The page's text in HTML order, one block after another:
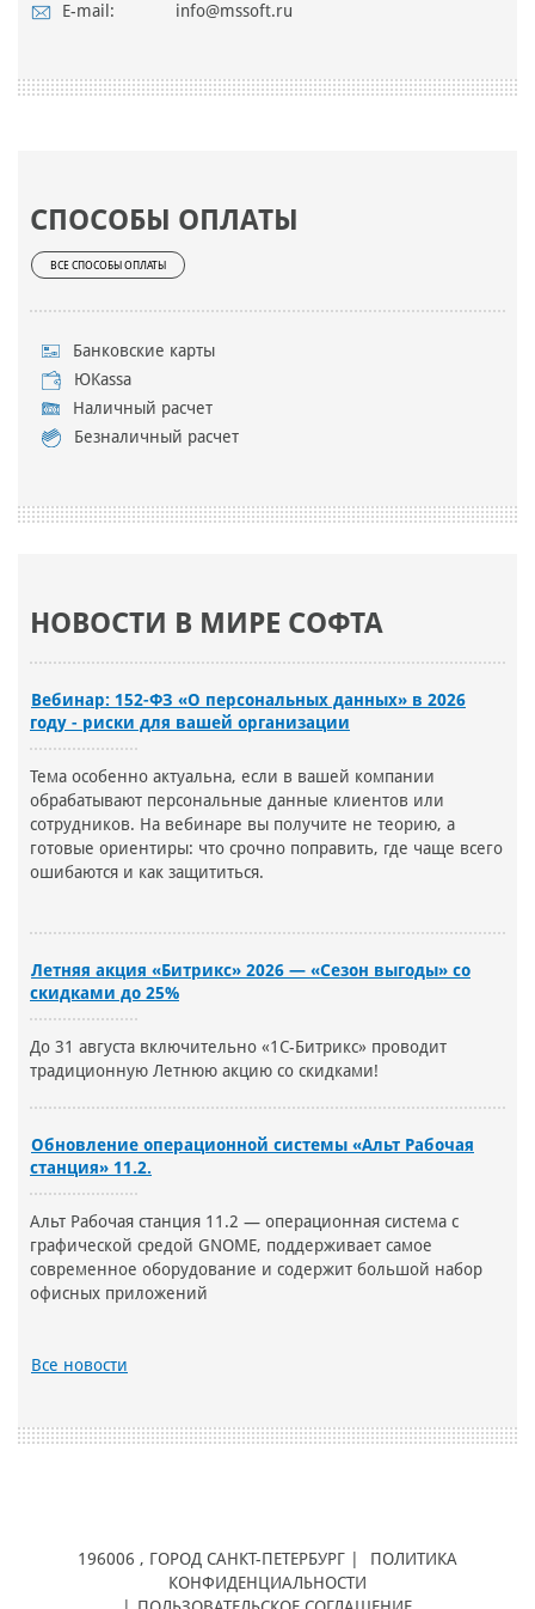
E-mail: info@mssoft.ru
СПОСОБЫ ОПЛАТЫ
ВСЕ СПОСОБЫ ОПЛАТЫ
Банковские карты
ЮKassa
Наличный расчет
Безналичный расчет
НОВОСТИ В МИРЕ СОФТА
Вебинар: 152-ФЗ «О персональных данных» в 2026
году - риски для вашей организации
Тема особенно актуальна, если в вашей компании
обрабатывают персональные данные клиентов или
сотрудников. На вебинаре вы получите не теорию, а
готовые ориентиры: что срочно поправить, где чаще всего
ошибаются и как защититься.
Летняя акция «Битрикс» 2026 — «Сезон выгоды» со
скидками до 25%
До 31 августа включительно «1С-Битрикс» проводит
традиционную Летнюю акцию со скидками!
Обновление операционной системы «Альт Рабочая
станция» 11.2.
Альт Рабочая станция 11.2 — операционная система с
графической средой GNOME, поддерживает самое
современное оборудование и содержит большой набор
офисных приложений
Все новости
196006 , ГОРОД САНКТ-ПЕТЕРБУРГ |
ПОЛИТИКА
КОНФИДЕНЦИАЛЬНОСТИ